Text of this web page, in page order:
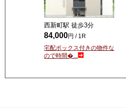
西新町駅 徒歩3分
84,000円 / 1R
宅配ボックス付きの物件な
ので時間�...